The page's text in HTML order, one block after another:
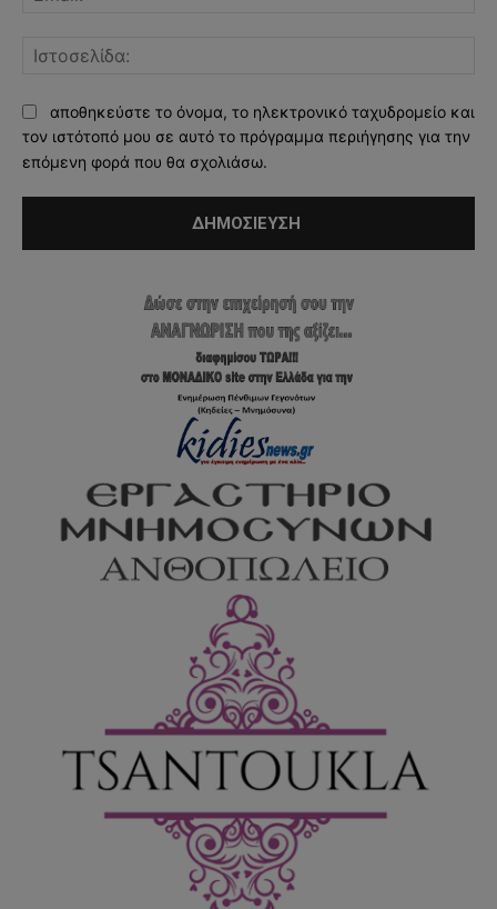
αποθηκεύστε το όνομα, το ηλεκτρονικό ταχυδρομείο και
τον ιστότοπό μου σε αυτό το πρόγραμμα περιήγησης για την
επόμενη φορά που θα σχολιάσω.